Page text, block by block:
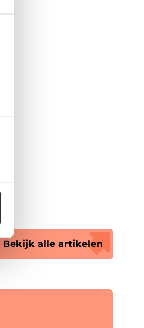
Bekijk alle artikelen